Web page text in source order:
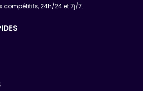
compétitifs, 24h/24 et 7j/7.